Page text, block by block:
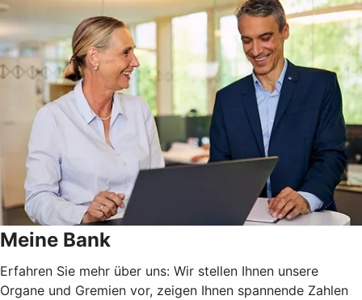
Meine Bank
Erfahren Sie mehr über uns: Wir stellen Ihnen unsere
Organe und Gremien vor, zeigen Ihnen spannende Zahlen